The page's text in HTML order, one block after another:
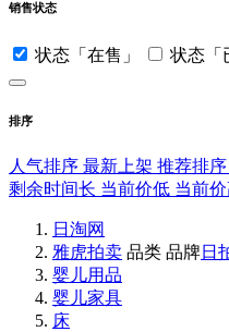
销售状态
状态「在售」 状态「
排序
人气排序 最新上架 推荐排序
剩余时间长 当前价低 当前
日淘网
雅虎拍卖 品类 品牌日
婴儿用品
婴儿家具
床